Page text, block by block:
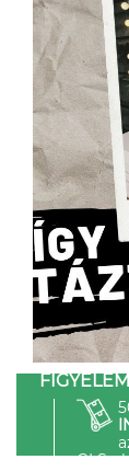
GLS-el.